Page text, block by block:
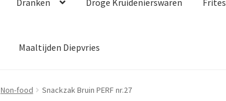
Maaltijden Diepvries
Non-food Snackzak Bruin PERF nr.27